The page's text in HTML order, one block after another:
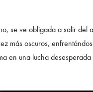
se ve obligada a salir del
más oscuros,
en una lucha